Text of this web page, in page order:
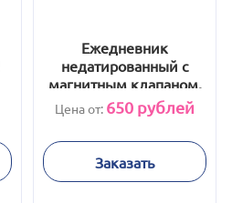
Ежедневник
недатированный с
магнитным клапаном,
А5 "WALTZ", черный
Цена от: 650 рублей
Заказать